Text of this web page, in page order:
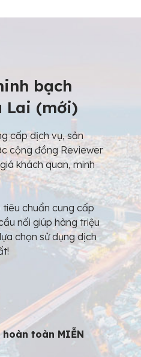
bạch
Lai (mới)
cấp dịch vụ, sản
cộng đồng Reviewer
khách quan, minh
chuẩn cung cấp
nối giúp hàng triệu
chọn sử dụng dịch
toàn MIỄN